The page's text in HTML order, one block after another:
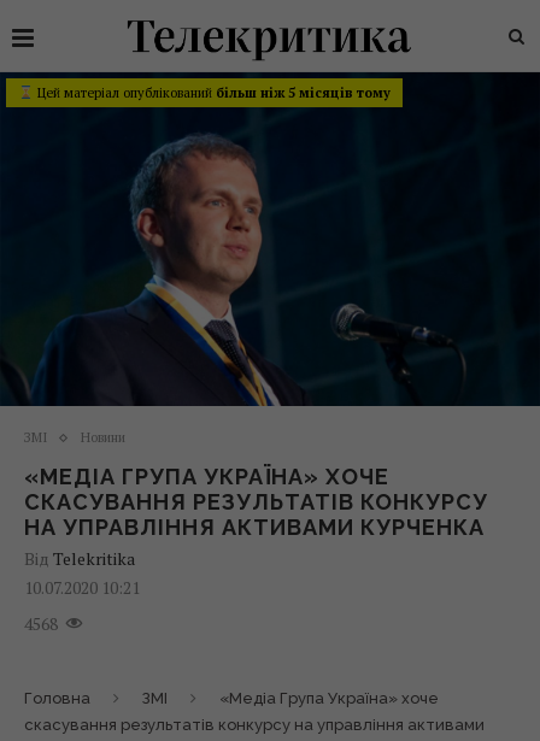
Цей матеріал опублікований більш ніж 5 місяців тому
ЗМІ Новини
«МЕДІА ГРУПА УКРАЇНА» ХОЧЕ
СКАСУВАННЯ РЕЗУЛЬТАТІВ КОНКУРСУ
НА УПРАВЛІННЯ АКТИВАМИ КУРЧЕНКА
Від Telekritika
10.07.2020 10:21
4568
Головна ЗМІ
«Медіа Група Україна» хоче
скасування результатів конкурсу на управління активами